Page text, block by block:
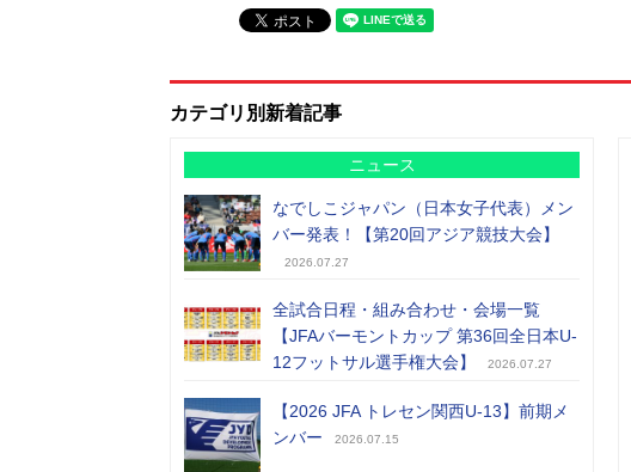
カテゴリ別新着記事
ニュース
なでしこジャパン（日本女子代表）メン
バー発表！【第20回アジア競技大会】
2026.07.27
全試合日程・組み合わせ・会場一覧
【JFAバーモントカップ 第36回全日本U-
12フットサル選手権大会】
2026.07.27
【2026 JFA トレセン関西U-13】前期メ
ンバー
2026.07.15